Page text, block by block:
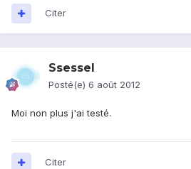
Citer
Ssessel
Posté(e) 6 août 2012
Moi non plus j'ai testé.
Citer